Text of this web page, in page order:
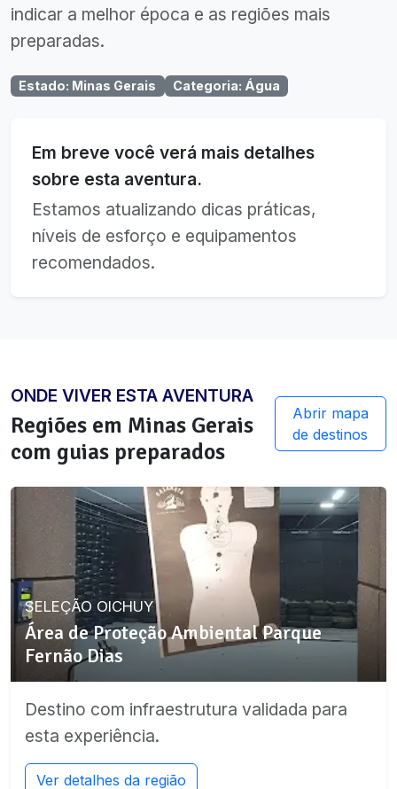
indicar a melhor época e as regiões mais
preparadas.
Estado: Minas Gerais Categoria: Água
Em breve você verá mais detalhes
sobre esta aventura.
Estamos atualizando dicas práticas,
níveis de esforço e equipamentos
recomendados.
ONDE VIVER ESTA AVENTURA
Regiões em Minas Gerais
com guias preparados
Abrir mapa
de destinos
SELEÇÃO OICHUY
Área de Proteção Ambiental Parque
Fernão Dias
Destino com infraestrutura validada para
esta experiência.
Ver detalhes da região